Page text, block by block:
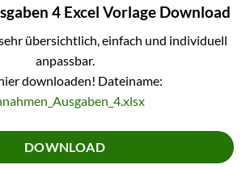
4 Excel Vorlage Download
übersichtlich, einfach und individuell
anpassbar.
downloaden! Dateiname:
DOWNLOAD